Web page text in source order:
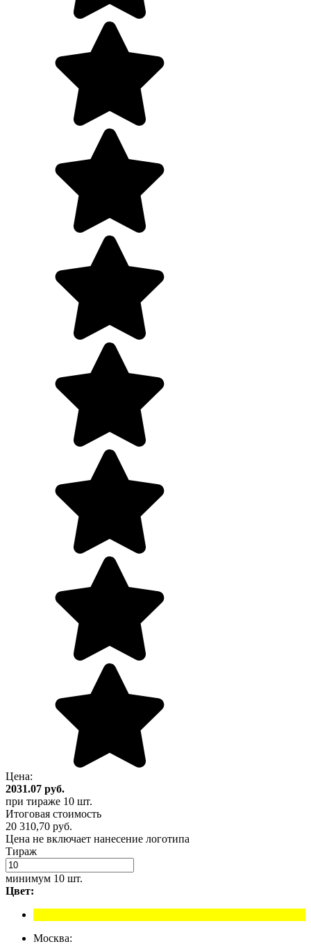
Цена:
2031.07 руб.
при тираже 10 шт.
Итоговая стоимость
20 310,70 руб.
Цена не включает нанесение логотипа
Тираж
минимум 10 шт.
Цвет:
Москва: